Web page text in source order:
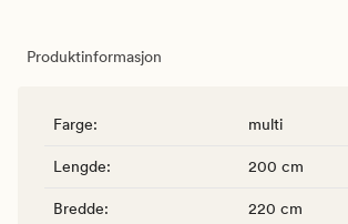
Produktinformasjon
Farge: multi
Lengde: 200 cm
Bredde: 220 cm